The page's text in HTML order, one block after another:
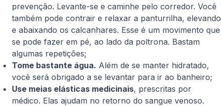
prevenção. Levante-se e caminhe pelo corredor. Você
também pode contrair e relaxar a panturrilha, elevando
e abaixando os calcanhares. Esse é um movimento que
se pode fazer em pé, ao lado da poltrona. Bastam
algumas repetições;
Tome bastante água. Além de se manter hidratado,
você será obrigado a se levantar para ir ao banheiro;
Use meias elásticas medicinais, prescritas por
médico. Elas ajudam no retorno do sangue venoso.